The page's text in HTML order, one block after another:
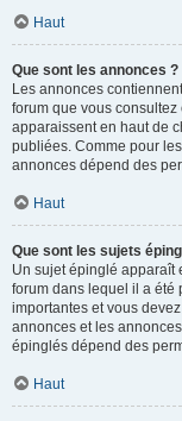
Haut
Que sont les annonces ?
Les annonces
forum que vous
apparaissent en haut de
publiées. Comme pour
annonces dépend des
Haut
Que sont les sujets
Un sujet épinglé apparaît
forum dans lequel il a été
importantes et vous
annonces et les
épinglés dépend des
Haut